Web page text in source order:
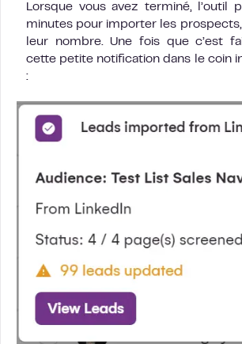
Lorsque vous avez terminé, l’outil
minutes pour importer les
leur nombre. Une fois que c’est
cette petite notification dans le coin
: